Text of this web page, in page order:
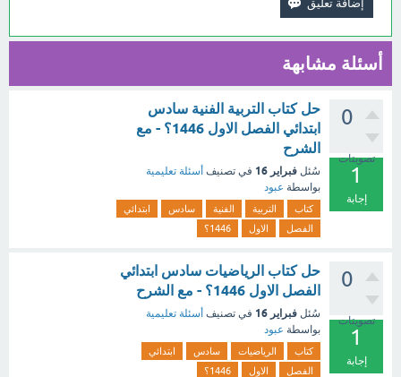
أسئلة مشابهة
0
تصويتات
1
إجابة
حل كتاب التربية الفنية سادس
ابتدائي الفصل الاول 1446؟ - مع
الشرح
سُئل فبراير 16 في تصنيف أسئلة تعليمية
بواسطة عبود
كتاب التربية الفنية سادس
ابتدائي
الفصل
الاول 1446؟
0
تصويتات
1
إجابة
حل كتاب الرياضيات سادس ابتدائي
الفصل الاول 1446؟ - مع الشرح
سُئل فبراير 16 في تصنيف أسئلة تعليمية
بواسطة عبود
كتاب الرياضيات سادس
ابتدائي
الفصل
الاول 1446؟